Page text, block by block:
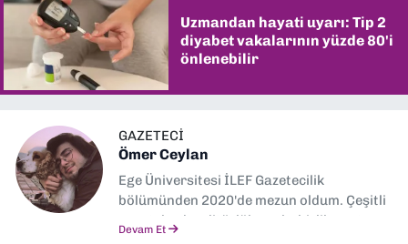
Uzmandan hayati uyarı: Tip 2
diyabet vakalarının yüzde 80'i
önlenebilir
GAZETECİ
Ömer Ceylan
Ege Üniversitesi İLEF Gazetecilik
bölümünden 2020'de mezun oldum. Çeşitli
gazetelerde editörlük, muhabirlik yaptım.
Devam Et